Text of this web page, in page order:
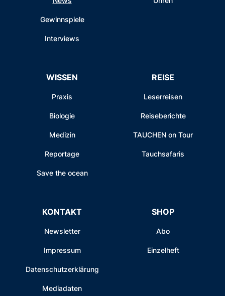
Gewinnspiele
Interviews
WISSEN
Praxis
Biologie
Medizin
Reportage
Save the ocean
REISE
Leserreisen
Reiseberichte
TAUCHEN on Tour
Tauchsafaris
KONTAKT
Newsletter
Impressum
Datenschutzerklärung
Mediadaten
SHOP
Abo
Einzelheft